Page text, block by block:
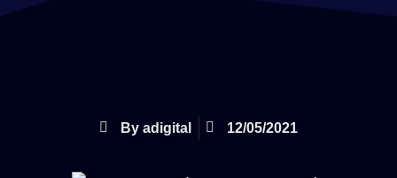
By adigital 12/05/2021